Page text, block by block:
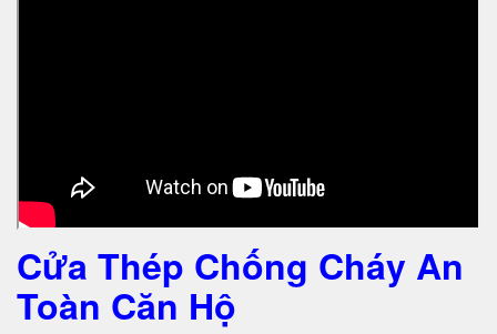
Cửa Thép Chống Cháy An
Toàn Căn Hộ